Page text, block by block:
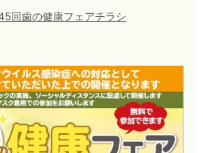
回歯の健康フェアチラシ